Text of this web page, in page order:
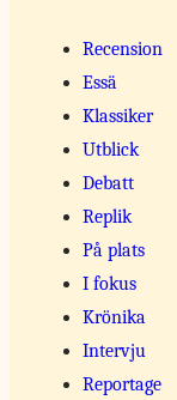
Recension
Essä
Klassiker
Utblick
Debatt
Replik
På plats
I fokus
Krönika
Intervju
Reportage